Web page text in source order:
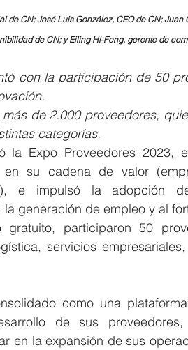
CN; José Luis González, CEO de CN; Juan
de CN; y Eiling Hi-Fong, gerente de
con la participación de 50
de 2.000 proveedores,
categorías.
la Expo Proveedores 2023,
su cadena de valor
e impulsó la adopción
generación de empleo y al
participaron 50
servicios
como una
de sus proveedores,
en la expansión de sus